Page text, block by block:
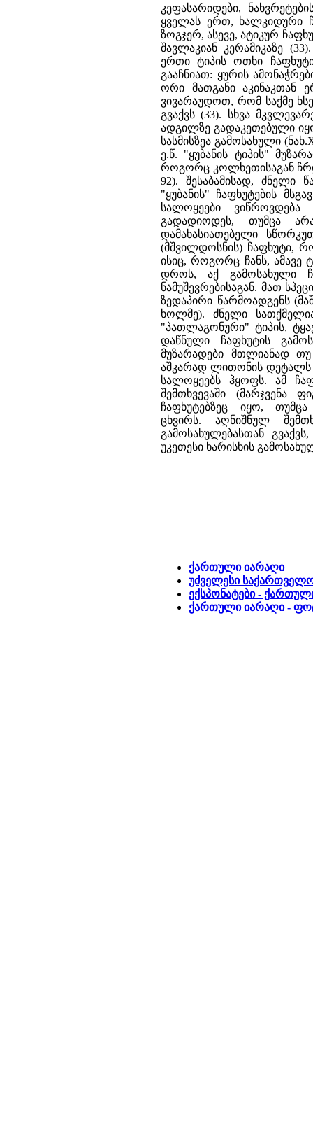
კეფასარიდები,
ყველას ერთ, ხალკიდური
ზოგჯერ, ასევე, ატიკურ
შავლაკიან კერამიკაზე
ერთი ტიპის ოთხი
გააჩნიათ: ყურის
ორი მათგანი აკინაკთან
ვივარაუდოთ, რომ საქმე
გვაქვს (33). სხვა
ადგილზე გადაკეთებული
სასმისზეა გამოსახული
ე.წ. "ყუბანის ტიპის"
როგორც კოლხეთისაგან
92). შესაბამისად, ძნელი
"ყუბანის" ჩაფხუტების
სალოყეები
გადადიოდეს, თუმცა
დამახასიათებელი
(მშვილდოსნის) ჩაფხუტი,
ისიც, როგორც ჩანს, ამავე
დროს, აქ გამოსახული
ნამუშევრებისაგან. მათ
ზედაპირი წარმოადგენს
ხოლმე). ძნელი
"პათლაგონური" ტიპის,
დაწნული ჩაფხუტის
მუზარადები მთლიანად
აშკარად ლითონის დეტალს
სალოყეებს ჰყოფს. ამ
შემთხვევაში (მარჯვენა
ჩაფხუტებზეც იყო,
ცხვირს. აღნიშნულ
გამოსახულებასთან
უკეთესი ხარისხის
ქართული იარაღი
უძველესი
ექსპონატები -
ქართული იარაღი -